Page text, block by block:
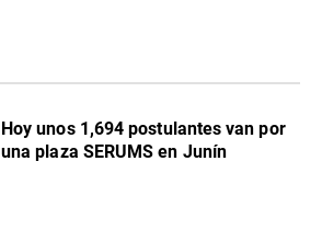
Hoy unos 1,694 postulantes van por
una plaza SERUMS en Junín